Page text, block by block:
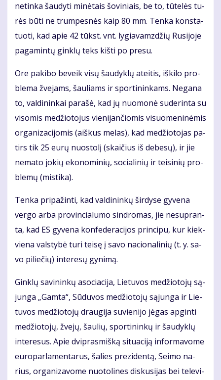
ne­tin­ka šau­dy­ti mi­nė­tais šo­vi­niais, be to, tū­te­lės tu­
rės bū­ti ne trum­pes­nės kaip 80 mm. Ten­ka kon­sta­
tuo­ti, kad apie 42 tūkst. vnt. ly­gia­vamz­džių Ru­si­jo­je
pa­ga­min­tų gin­klų teks kiš­ti po pre­su.
Ore pa­ki­bo be­veik vi­sų šau­dyk­lų at­ei­tis, iš­ki­lo pro­
ble­ma žve­jams, šau­liams ir spor­ti­nin­kams. Ne­ga­na
to, val­di­nin­kai pa­ra­šė, kad jų nuo­mo­nė su­de­rin­ta su
vi­so­mis me­džio­to­jus vie­ni­jan­čio­mis vi­suo­me­ni­nė­mis
or­ga­ni­za­ci­jo­mis (aiš­kus me­las), kad me­džio­to­jas pa­
tirs tik 25 eu­rų nuos­to­lį (skai­čius iš de­be­sų), ir jie
ne­ma­to jo­kių eko­no­mi­nių, so­cia­li­nių ir tei­si­nių pro­
ble­mų (mis­ti­ka).
Ten­ka pri­pa­žin­ti, kad val­di­nin­kų šir­dy­se gy­ve­na
ver­go ar­ba pro­vin­cia­lu­mo sin­dro­mas, jie ne­su­pran­
ta, kad ES gy­ve­na kon­fe­de­ra­ci­jos prin­ci­pu, kur kiek­
vie­na vals­ty­bė tu­ri tei­sę į sa­vo na­cio­na­li­nių (t. y. sa­
vo pi­lie­čių) in­te­re­sų gy­ni­mą.
Gin­klų sa­vi­nin­kų aso­cia­ci­ja, Lie­tu­vos me­džio­to­jų są­
jun­ga „Gam­ta“, Sū­du­vos me­džio­to­jų są­jun­ga ir Lie­
tu­vos me­džio­to­jų drau­gi­ja su­vie­ni­jo jė­gas ap­gin­ti
me­džio­to­jų, žve­jų, šau­lių, spor­ti­nin­kų ir šau­dyk­lų
in­te­re­sus. Apie dvi­pras­miš­ką si­tu­a­ci­ją in­for­ma­vo­me
eu­ro­par­la­men­ta­rus, ša­lies pre­zi­den­tą, Sei­mo na­
rius, or­ga­ni­za­vo­me nuo­to­li­nes dis­ku­si­jas bei te­le­vi­